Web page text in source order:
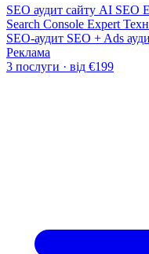
SEO аудит сайту AI SEO
Search Console Expert
SEO-аудит SEO + Ads
Реклама
3 послуги · від €199